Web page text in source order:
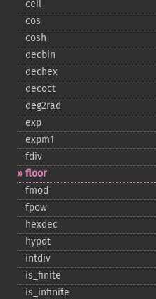
ceil
cos
cosh
decbin
dechex
decoct
deg2rad
exp
expm1
fdiv
floor
fmod
fpow
hexdec
hypot
intdiv
is_​finite
is_​infinite